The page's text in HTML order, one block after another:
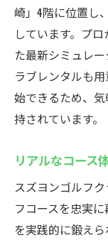
快適な
初心者
予約し
利さ
上級者
ラブ
インド
を解説
多彩な
崎」4階に位置し
しています。プ
た最新シミュレ
ラブレンタルも
始できるため、
持されています。
リアルなコース
スズヨンゴルフ
フコースを忠実
を実践的に鍛え